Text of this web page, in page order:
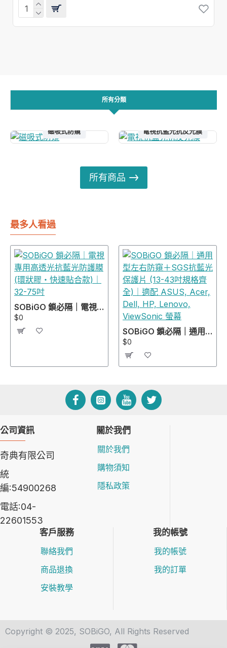
所有分類
磁吸式防窺 電視抗藍光抗反光膜
所有商品
最多人看過
SOBiGO 鎖必隔｜電視專用高透光抗藍光防護膜 (環狀膠・快速貼合款)｜32-75吋
$0
SOBiGO 鎖必隔｜通用型左右防窺＋SGS抗藍光保護片 (13-43吋規格齊全)｜適配 ASUS, Acer, Dell, HP, Lenovo, ViewSonic 螢幕
$0
公司資訊
奇典有限公司
統
編:54900268
電話:04-
22601553
關於我們
關於我們
購物須知
隱私政策
客戶服務
聯絡我們
商品退換
安裝教學
我的帳號
我的帳號
我的訂單
Copyright © 2025, SOBiGO, All Rights Reserved